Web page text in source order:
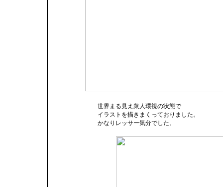
世界まる見え衆人環視の状態で
イラストを描きまくっておりました。
かなりレッサー気分でした。